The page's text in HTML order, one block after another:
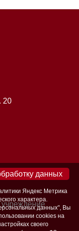
Яндекс Метрика
характера.
данных", Вы
cookies на
своего
20